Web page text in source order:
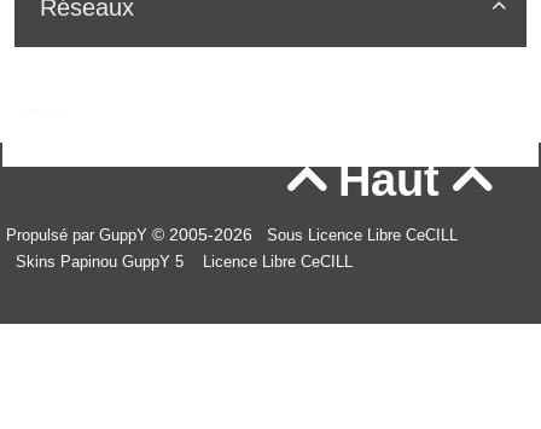

Réseaux
Haut
Propulsé par GuppY © 2005-2026
Sous Licence Libre CeCILL
Skins Papinou GuppY 5
Licence Libre CeCILL